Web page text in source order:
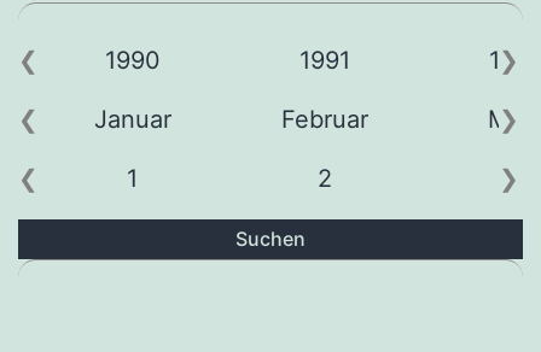
1990 1991
Januar Februar
1 2 3
Suchen